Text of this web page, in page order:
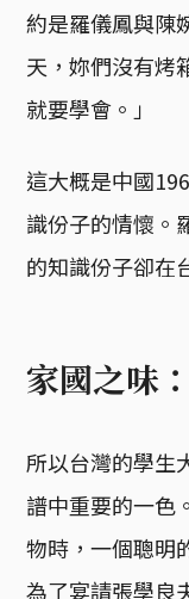
約是羅儀鳳與陳
天，妳們沒有烤
就要學會。」
這大概是中國
識份子的情懷。
的知識份子卻在
家國之味
所以台灣的學生
譜中重要的一色
物時，一個聰明
為了宴請張學良